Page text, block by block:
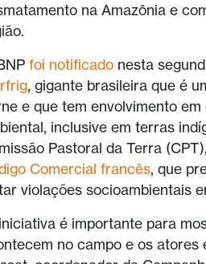
na Amazônia e
foi notificado nesta
, gigante brasileira que é
e que tem envolvimento
inclusive em terras
Pastoral da Terra
Comercial francês, que
violações socioambientais
é importante para
no campo e os